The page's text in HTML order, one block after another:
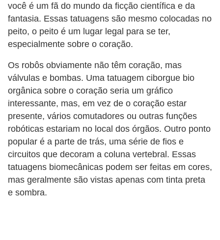
você é um fã do mundo da ficção científica e da
fantasia. Essas tatuagens são mesmo colocadas no
peito, o peito é um lugar legal para se ter,
especialmente sobre o coração.
Os robôs obviamente não têm coração, mas
válvulas e bombas. Uma tatuagem ciborgue bio
orgânica sobre o coração seria um gráfico
interessante, mas, em vez de o coração estar
presente, vários comutadores ou outras funções
robóticas estariam no local dos órgãos. Outro ponto
popular é a parte de trás, uma série de fios e
circuitos que decoram a coluna vertebral. Essas
tatuagens biomecânicas podem ser feitas em cores,
mas geralmente são vistas apenas com tinta preta
e sombra.